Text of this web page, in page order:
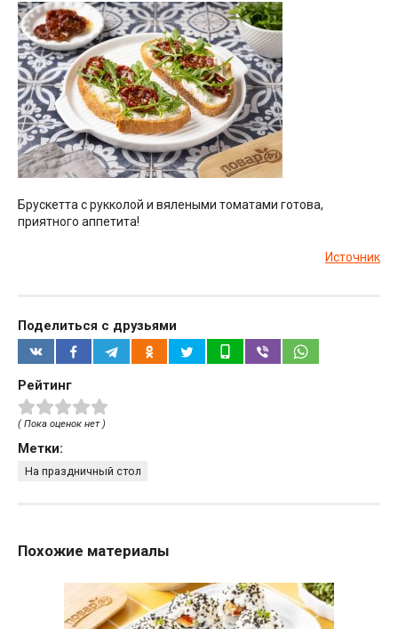
Брускетта с рукколой и вялеными томатами готова,
приятного аппетита!
Источник
Поделиться с друзьями
Рейтинг
( Пока оценок нет )
Метки:
На праздничный стол
Похожие материалы